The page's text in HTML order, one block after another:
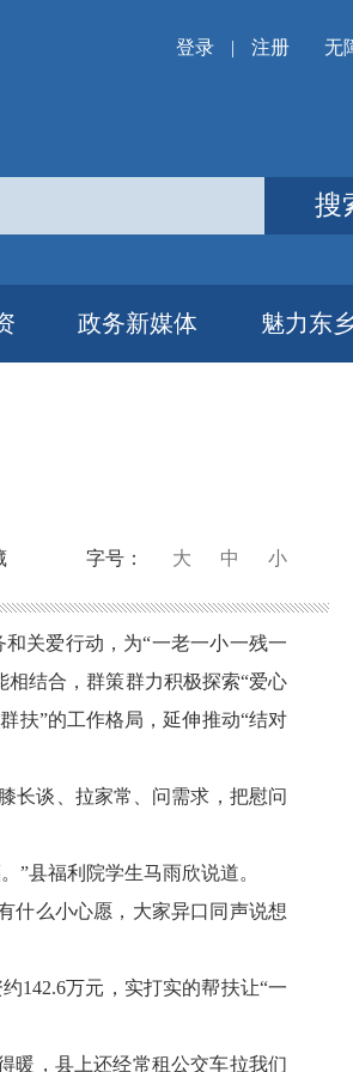
登录 | 注册 无
搜
政务新媒体 魅力东
字号： 大 中 小
关爱行动，为“一老一小一残一
相结合，群策群力积极探索“爱心
扶”的工作格局，延伸推动“结对
长谈、拉家常、问需求，把慰问
”县福利院学生马雨欣说道。
什么小心愿，大家异口同声说想
142.6万元，实打实的帮扶让“一
暖，县上还经常租公交车拉我们